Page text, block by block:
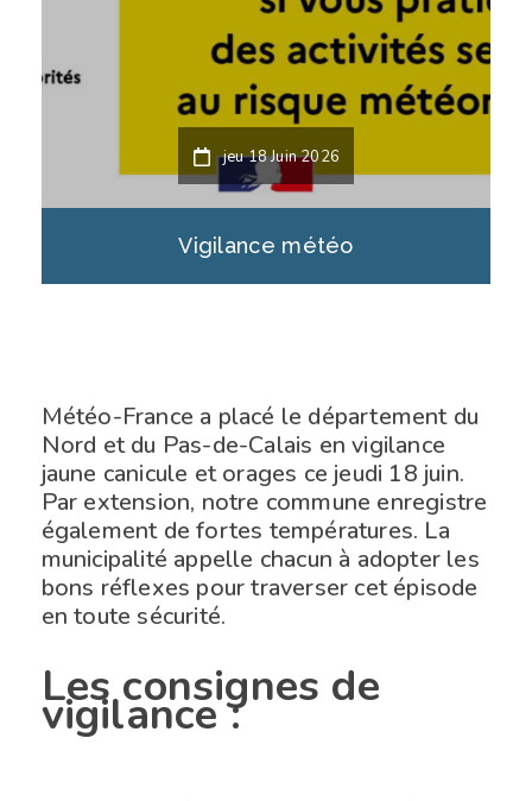
jeu 18 Juin 2026
Vigilance météo
Météo-France a placé le département du
Nord et du Pas-de-Calais en vigilance
jaune canicule et orages ce jeudi 18 juin.
Par extension, notre commune enregistre
également de fortes températures. La
municipalité appelle chacun à adopter les
bons réflexes pour traverser cet épisode
en toute sécurité.
Les consignes de
vigilance :